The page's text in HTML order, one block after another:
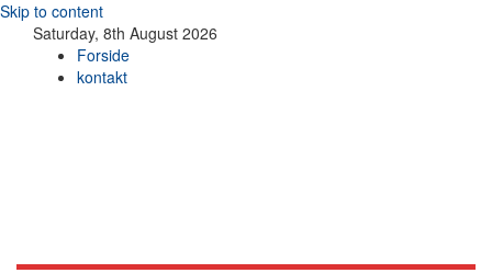
Skip to content
Saturday, 8th August 2026
Forside
kontakt